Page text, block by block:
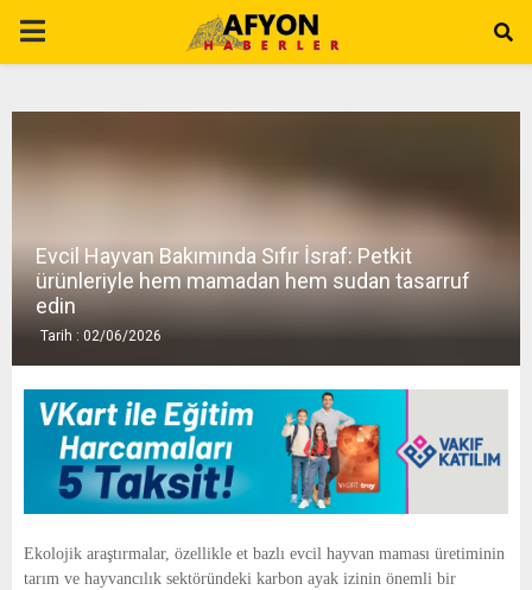
P
I
A
E
Evcil Hayvan Bakımında Sıfır İsraf: Petkit
ürünleriyle hem mamadan hem sudan tasarruf
edin
Tarih : 02/06/2026
Ekolojik araştırmalar, özellikle et bazlı evcil hayvan maması üretiminin
tarım ve hayvancılık sektöründeki karbon ayak izinin önemli bir